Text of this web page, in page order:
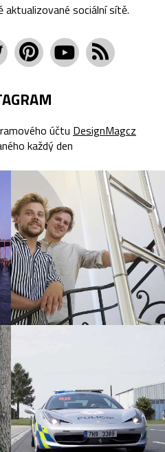
aktualizované sociální sítě.
účtu DesignMagcz
každý den